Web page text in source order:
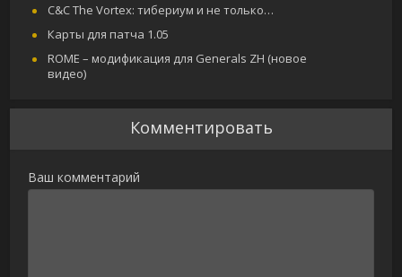
C&C The Vortex: тибериум и не только…
Карты для патча 1.05
ROME – модификация для Generals ZH (новое
видео)
Комментировать
Ваш комментарий